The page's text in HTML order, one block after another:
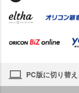
PC版に切り替え